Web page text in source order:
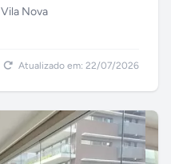
Vila Nova
Atualizado em: 22/07/2026